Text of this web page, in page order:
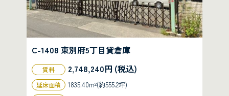
C-1408 東別府5丁目貸倉庫
賃料 2,748,240円 (税込)
延床面積 1835.40m²(約555.2坪)